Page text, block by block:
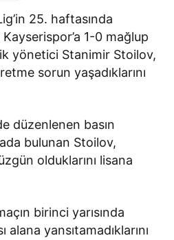
25. haftasında
1-0 mağlup
yönetici Stanimir Stoilov,
sorun yaşadıklarını
düzenlenen basın
bulunan Stoilov,
olduklarını lisana
birinci yarısında
yansıtamadıklarını